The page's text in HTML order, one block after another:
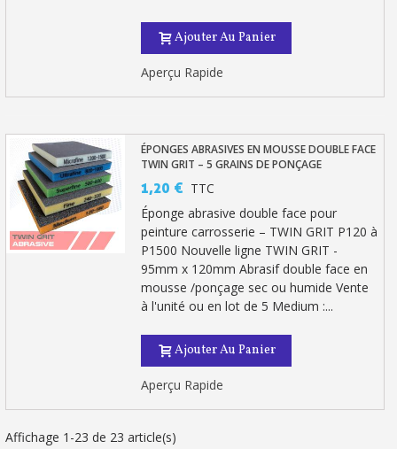
Ajouter Au Panier
Aperçu Rapide
ÉPONGES ABRASIVES EN MOUSSE DOUBLE FACE
TWIN GRIT – 5 GRAINS DE PONÇAGE
1,20 € TTC
Éponge abrasive double face pour
peinture carrosserie – TWIN GRIT P120 à
P1500 Nouvelle ligne TWIN GRIT -
95mm x 120mm Abrasif double face en
mousse /ponçage sec ou humide Vente
à l'unité ou en lot de 5 Medium :...
Ajouter Au Panier
Aperçu Rapide
Affichage 1-23 de 23 article(s)